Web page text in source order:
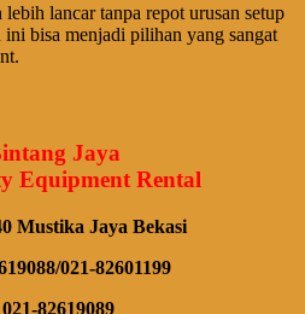
lancar tanpa repot urusan setup
bisa menjadi pilihan yang sangat
Jaya
Equipment Rental
Mustika Jaya Bekasi
021-82601199
82619089